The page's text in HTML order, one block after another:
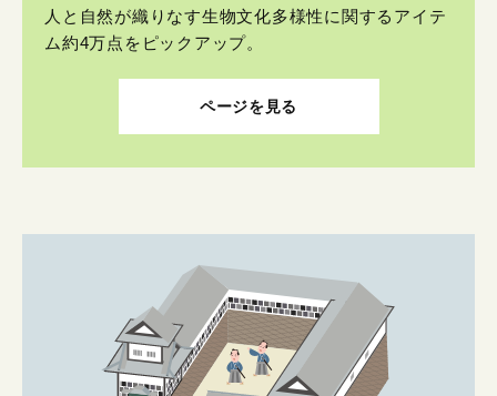
人と自然が織りなす生物文化多様性に関するアイテ
ム約4万点をピックアップ。
ページを見る